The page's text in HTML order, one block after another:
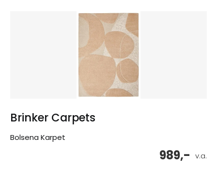
Brinker Carpets
Bolsena Karpet
v.a.
989,-